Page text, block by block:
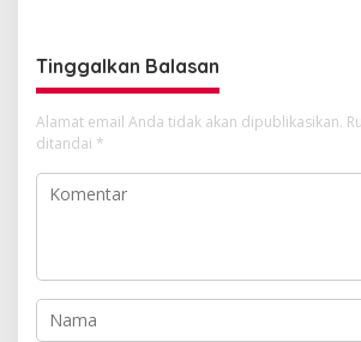
Tinggalkan Balasan
Alamat email Anda tidak akan dipublikasikan.
ditandai *